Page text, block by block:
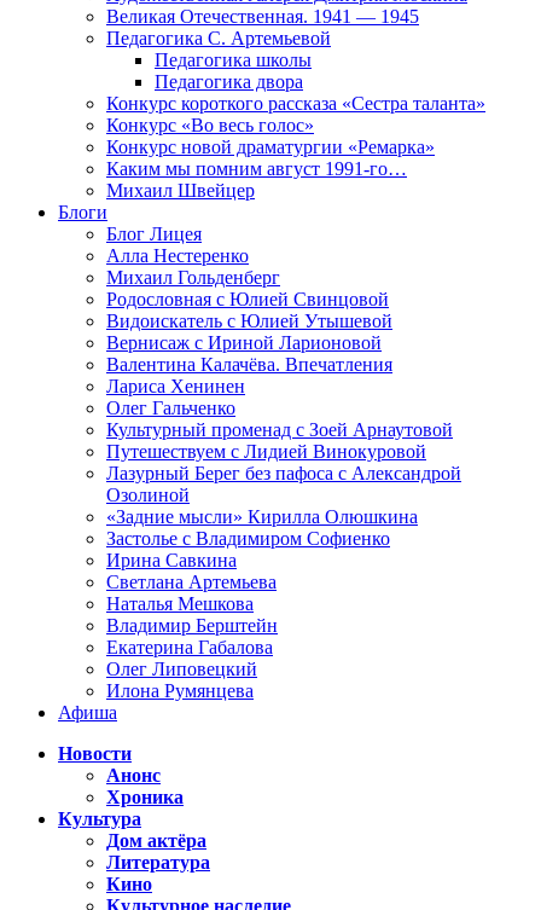
Великая Отечественная. 1941 — 1945
Педагогика С. Артемьевой
Педагогика школы
Педагогика двора
Конкурс короткого рассказа «Сестра таланта»
Конкурс «Во весь голос»
Конкурс новой драматургии «Ремарка»
Каким мы помним август 1991-го…
Михаил Швейцер
Блоги
Блог Лицея
Алла Нестеренко
Михаил Гольденберг
Родословная с Юлией Свинцовой
Видоискатель с Юлией Утышевой
Вернисаж с Ириной Ларионовой
Валентина Калачёва. Впечатления
Лариса Хенинен
Олег Гальченко
Культурный променад с Зоей Арнаутовой
Путешествуем с Лидией Винокуровой
Лазурный Берег без пафоса с Александрой
Озолиной
«Задние мысли» Кирилла Олюшкина
Застолье с Владимиром Софиенко
Ирина Савкина
Светлана Артемьева
Наталья Мешкова
Владимир Берштейн
Екатерина Габалова
Олег Липовецкий
Илона Румянцева
Афиша
Новости
Анонс
Хроника
Культура
Дом актёра
Литература
Кино